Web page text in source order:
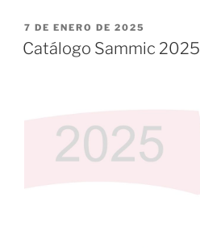
PUBLICADO
EL
7 DE ENERO DE 2025
Catálogo Sammic 2025